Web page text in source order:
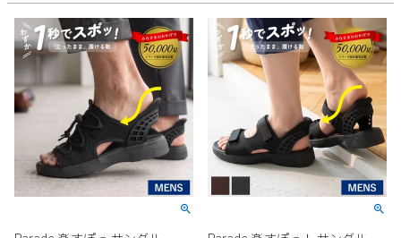
6
7 8 10 11
12
13
14 15 17 18
19
20
21 22 24 25
26
27
28 29
新規会員登録